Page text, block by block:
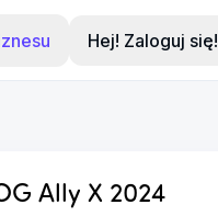
Hej! Zaloguj się!
Ally X 2024